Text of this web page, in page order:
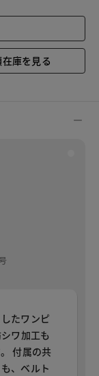
在庫を見る
たワンピ
ワ加工も
付属の共
、ベルト